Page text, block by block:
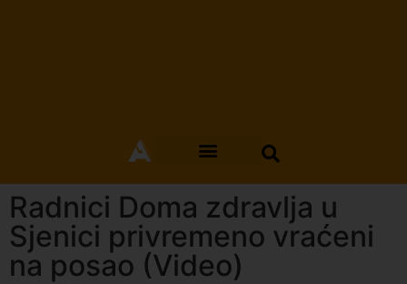
Radnici Doma zdravlja u
Sjenici privremeno vraćeni
na posao (Video)